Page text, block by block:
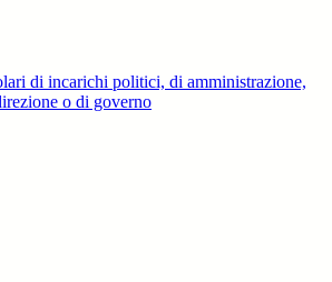
di incarichi politici, di amministrazione,
o di governo